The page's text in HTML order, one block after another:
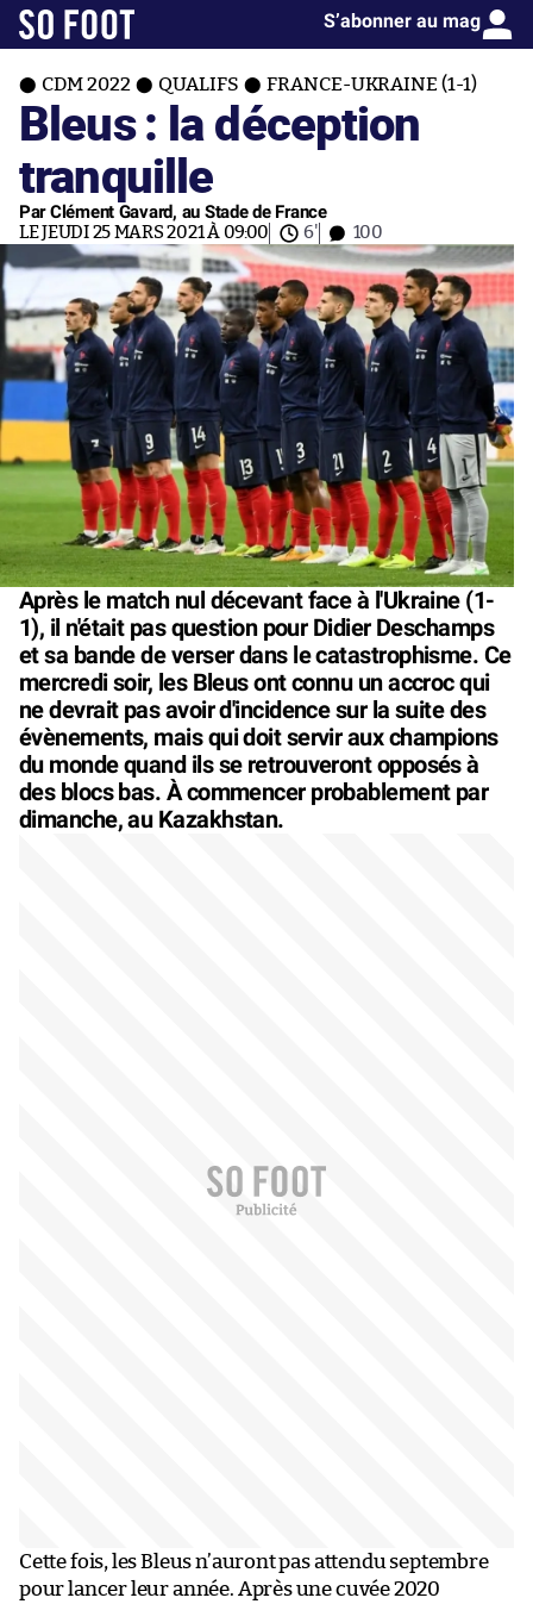
S’abonner au mag
CDM 2022 QUALIFS FRANCE-UKRAINE (1-1)
Bleus : la déception
tranquille
Par Clément Gavard, au Stade de France
LE JEUDI 25 MARS 2021 À 09:00 6' 100
Après le match nul décevant face à l'Ukraine (1-
1), il n'était pas question pour Didier Deschamps
et sa bande de verser dans le catastrophisme. Ce
mercredi soir, les Bleus ont connu un accroc qui
ne devrait pas avoir d'incidence sur la suite des
évènements, mais qui doit servir aux champions
du monde quand ils se retrouveront opposés à
des blocs bas. À commencer probablement par
dimanche, au Kazakhstan.
Cette fois, les Bleus n’auront pas attendu septembre
pour lancer leur année. Après une cuvée 2020